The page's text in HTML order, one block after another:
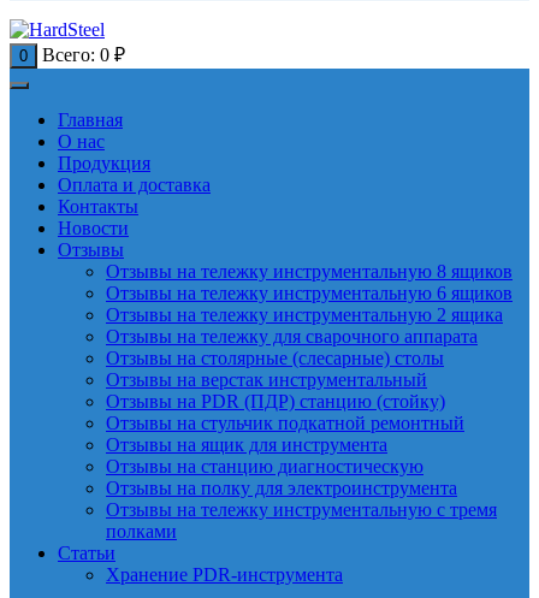
0 Всего: 0 ₽
Главная
О нас
Продукция
Оплата и доставка
Контакты
Новости
Отзывы
Отзывы на тележку инструментальную 8 ящиков
Отзывы на тележку инструментальную 6 ящиков
Отзывы на тележку инструментальную 2 ящика
Отзывы на тележку для сварочного аппарата
Отзывы на столярные (слесарные) столы
Отзывы на верстак инструментальный
Отзывы на PDR (ПДР) станцию (стойку)
Отзывы на стульчик подкатной ремонтный
Отзывы на ящик для инструмента
Отзывы на станцию диагностическую
Отзывы на полку для электроинструмента
Отзывы на тележку инструментальную с тремя
полками
Статьи
Хранение PDR-инструмента